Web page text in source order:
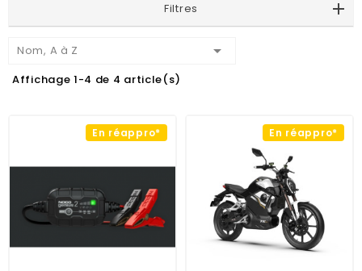
Filtres
Nom, A à Z 
Affichage 1-4 de 4 article(s)
En réappro* En réappro*